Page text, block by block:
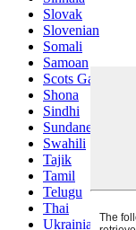
Slovak
Slovenian
Somali
Samoan
Scots Gaelic
Shona
Sindhi
Sundanese
Swahili
Tajik
Tamil
Telugu
Thai
Ukrainian